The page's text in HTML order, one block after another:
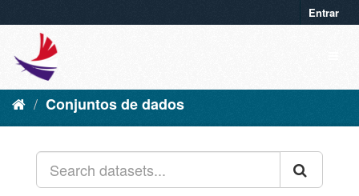
Entrar
Conjuntos de dados